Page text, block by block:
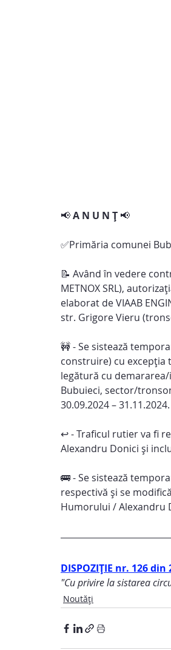
📢 A N U N Ț 📢
✅Primăria comunei
📝 Având în vedere
METNOX SRL),
elaborat de VIAAB
str. Grigore Vieru
🚧 - Se sistează
construire) cu
legătură cu
Bubuieci, sector/
30.09.2024 – 31.11.2024.
↩️ - Traficul rutier va fi
Alexandru Donici și
🚌 - Se sistează
respectivă și se
Humorului / Alexandru
DISPOZIȚIE nr. 126 din
"Cu privire la sistarea
Noutăți